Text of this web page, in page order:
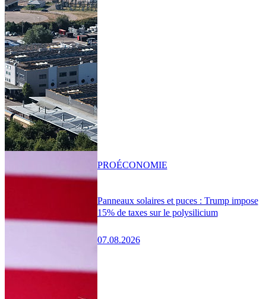
Panneaux solaires et puces : Trump impose
15% de taxes sur le polysilicium
07.08.2026
PROÉCONOMIE